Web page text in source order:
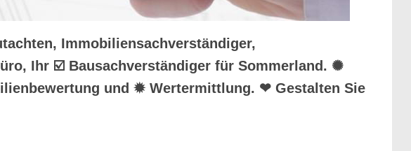
Immobiliensachverständiger,
Ihr ☑️ Bausachverständiger für Sommerland. ✺
und ✹ Wertermittlung. ❤ Gestalten Sie